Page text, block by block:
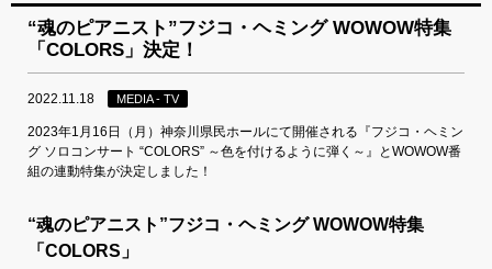
“魂のピアニスト”フジコ・ヘミング WOWOW特集
「COLORS」決定！
2022.11.18 MEDIA - TV
2023年1月16日（月）神奈川県民ホールにて開催される『フジコ・ヘミン
グ ソロコンサート “COLORS” ～色を付けるように弾く～』とWOWOW番
組の連動特集が決定しました！
“魂のピアニスト”フジコ・ヘミング WOWOW特集
「COLORS」